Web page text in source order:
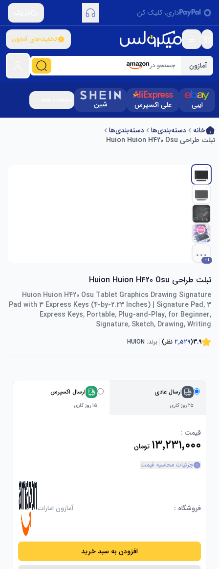
داری، کلیک کن
تخفیف‌های آمازون
آمازون جستجو در
ایبی علی اکسپرس شین
خانه دسته‌بندی‌ها
دسته‌بندی‌ها
تبلت طراحی Huion Huion H420 Osu
...
+1
تبلت طراحی Huion Huion H420 Osu
Huion Huion H420 Osu Tablet Graphics Drawing Signature
Pad with 3 Express Keys (4-by-2.23 Inches) | Signature Pad, 3
Express Keys, Portable, Plug-and-Play, for Beginner,
Signature, Sketch, Drawing, Writing
3.9
(۲٬۵۲۹ نظر) برند: HUION
ارسال عادی
۲۵ روز کاری
ارسال اکسپرس
۱۵ روز کاری
قیمت :
۱۳٬۲۳۱٬۰۰۰ تومان
جزئیات محاسبه قیمت
فروشگاه : آمازون امارات
افزودن به سبد خرید